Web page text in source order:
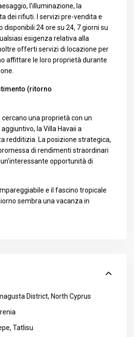
l’illuminazione, la
dei rifiuti. I servizi pre-vendita e
24 ore su 24, 7 giorni su
esigenza relativa alla
offerti servizi di locazione per
affittare le loro proprietà durante
(ritorno
cercano una proprietà con un
la Villa Havaii a
redditizia. La posizione strategica,
di rendimenti straordinari
opportunità di
e il fascino tropicale
sembra una vacanza in
District, North Cyprus
,Tatlisu